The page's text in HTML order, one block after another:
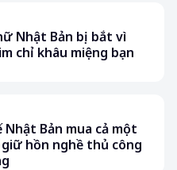
Nhật Bản bị bắt vì
chỉ khâu miệng bạn
Bản mua cả một
hồn nghề thủ công